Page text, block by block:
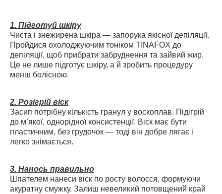
1. Підготуй шкіру
Чиста і знежирена шкіра — запорука якісної депіляції.
Пройдися охолоджуючим тоніком TINAFOX до
депіляції, щоб прибрати забруднення та зайвий жир.
Це не лише підготує шкіру, а й зробить процедуру
менш болісною.
2. Розігрій віск
Засип потрібну кількість гранул у воскоплав. Підігрій
до м’якої, однорідної консистенції. Віск має бути
пластичним, без грудочок — тоді він добре лягає і
легко знімається.
3. Нанось правильно
Шпателем нанеси віск по росту волосся, формуючи
акуратну смужку. Залиш невеликий потовщений край